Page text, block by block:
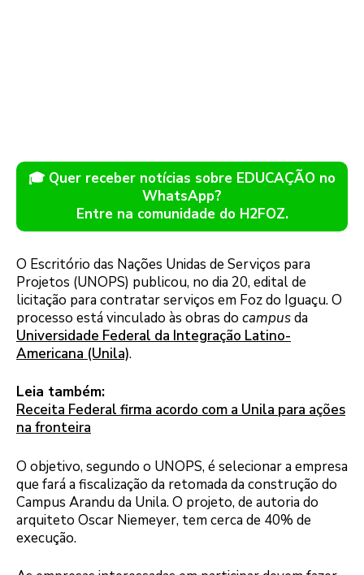
🎓 Quer receber notícias sobre EDUCAÇÃO no
WhatsApp?
Entre na comunidade do H2FOZ.
O Escritório das Nações Unidas de Serviços para
Projetos (UNOPS) publicou, no dia 20, edital de
licitação para contratar serviços em Foz do Iguaçu. O
processo está vinculado às obras do campusda
Universidade Federal da Integração Latino-
Americana (Unila).
Leia também:
Receita Federal firma acordo com a Unila para ações
na fronteira
O objetivo, segundo o UNOPS, é selecionar a empresa
que fará a fiscalização da retomada da construção do
Campus Arandu da Unila. O projeto, de autoria do
arquiteto Oscar Niemeyer, tem cerca de 40% de
execução.